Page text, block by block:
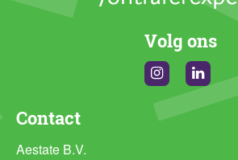
Volg ons
InstagramLinkedin
Contact
Aestate B.V.